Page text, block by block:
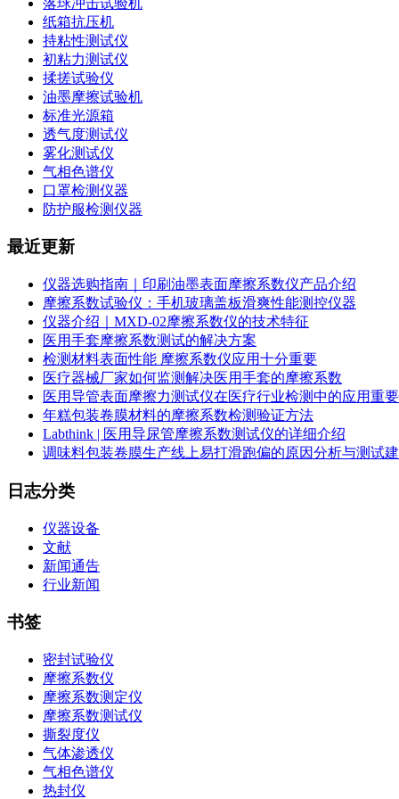
纸箱抗压机
持粘性测试仪
初粘力测试仪
揉搓试验仪
油墨摩擦试验机
标准光源箱
透气度测试仪
雾化测试仪
气相色谱仪
口罩检测仪器
防护服检测仪器
最近更新
仪器选购指南｜印刷油墨表面摩擦系数仪产品介绍
摩擦系数试验仪：手机玻璃盖板滑爽性能测控仪器
仪器介绍｜MXD-02摩擦系数仪的技术特征
医用手套摩擦系数测试的解决方案
检测材料表面性能 摩擦系数仪应用十分重要
医疗器械厂家如何监测解决医用手套的摩擦系数
医用导管表面摩擦力测试仪在医疗行业检测中的应用重
年糕包装卷膜材料的摩擦系数检测验证方法
Labthink | 医用导尿管摩擦系数测试仪的详细介绍
调味料包装卷膜生产线上易打滑跑偏的原因分析与测试
日志分类
仪器设备
文献
新闻通告
行业新闻
书签
密封试验仪
摩擦系数仪
摩擦系数测定仪
摩擦系数测试仪
撕裂度仪
气体渗透仪
气相色谱仪
热封仪